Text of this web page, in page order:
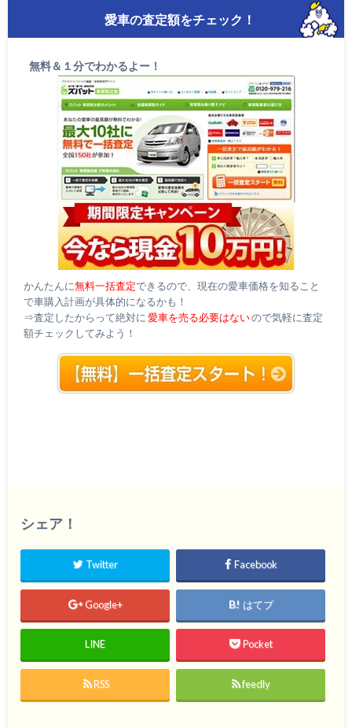
愛車の査定額をチェック！
無料＆１分でわかるよー！
かんたんに無料一括査定できるので、現在の愛車価格を知ること
で車購入計画が具体的になるかも！
⇒査定したからって絶対に 愛車を売る必要はないので気軽に査定
額チェックしてみよう！
シェア！
Twitter Facebook
Google+ はてブ
LINE Pocket
RSS feedly